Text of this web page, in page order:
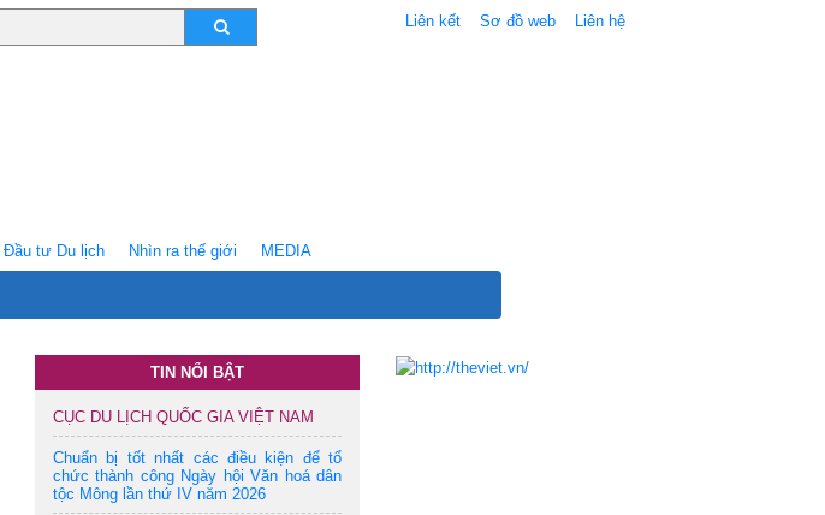
Liên kết Sơ đồ web Liên hệ
Ðầu tư Du lịch Nhìn ra thế giới MEDIA
TIN NỔI BẬT
CỤC DU LỊCH QUỐC GIA VIỆT NAM
Chuẩn bị tốt nhất các điều kiện để tổ
chức thành công Ngày hội Văn hoá dân
tộc Mông lần thứ IV năm 2026